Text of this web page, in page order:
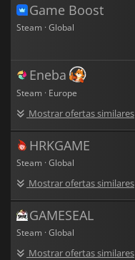
Game Boost
Steam · Global
Eneba
Steam · Europe
Mostrar ofertas similares
HRKGAME
Steam · Global
Mostrar ofertas similares
GAMESEAL
Steam · Global
Mostrar ofertas similares